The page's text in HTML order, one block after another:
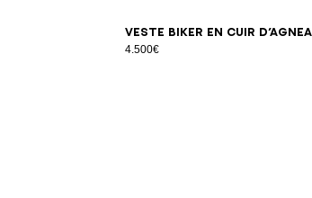
Veste biker en cuir
4.500€
34363840